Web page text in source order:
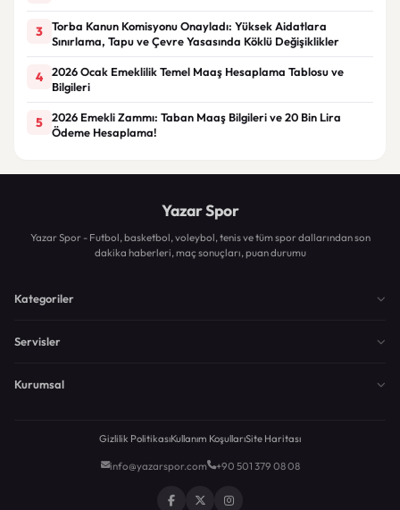
3
Torba Kanun Komisyonu Onayladı: Yüksek Aidatlara
Sınırlama, Tapu ve Çevre Yasasında Köklü Değişiklikler
4
2026 Ocak Emeklilik Temel Maaş Hesaplama Tablosu ve
Bilgileri
5
2026 Emekli Zammı: Taban Maaş Bilgileri ve 20 Bin Lira
Ödeme Hesaplama!
Yazar Spor
Yazar Spor - Futbol, basketbol, voleybol, tenis ve tüm spor dallarından son
dakika haberleri, maç sonuçları, puan durumu
Kategoriler
Servisler
Kurumsal
Gizlilik PolitikasıKullanım KoşullarıSite Haritası
info@yazarspor.com +90 501 379 08 08